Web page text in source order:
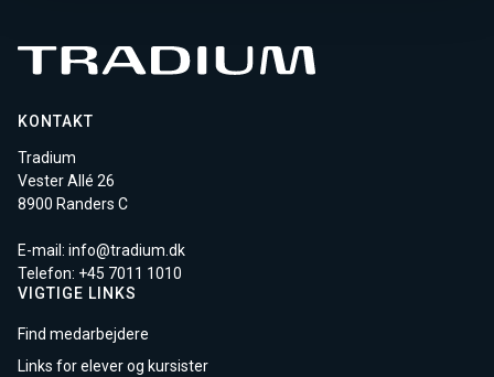
KONTAKT
Tradium
Vester Allé 26
8900 Randers C
E-mail: info@tradium.dk
Telefon: +45 7011 1010
VIGTIGE LINKS
Find medarbejdere
Links for elever og kursister